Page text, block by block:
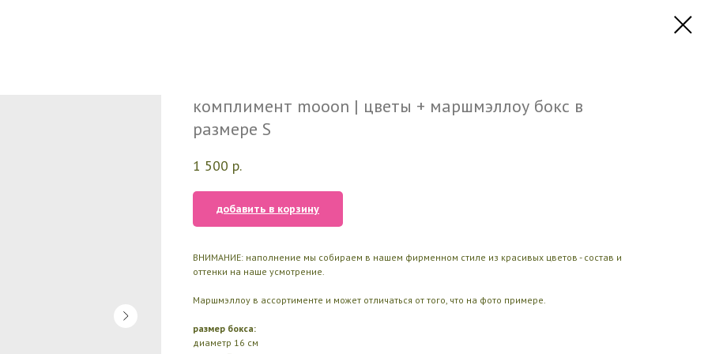
комплимент mooon | цветы + маршмэллоу бокс в
размере S
1 500 р.
добавить в корзину
ВНИМАНИЕ: наполнение мы собираем в нашем фирменном стиле из красивых цветов - состав и
оттенки на наше усмотрение.
Маршмэллоу в ассортименте и может отличаться от того, что на фото примере.
размер бокса:
диаметр 16 см